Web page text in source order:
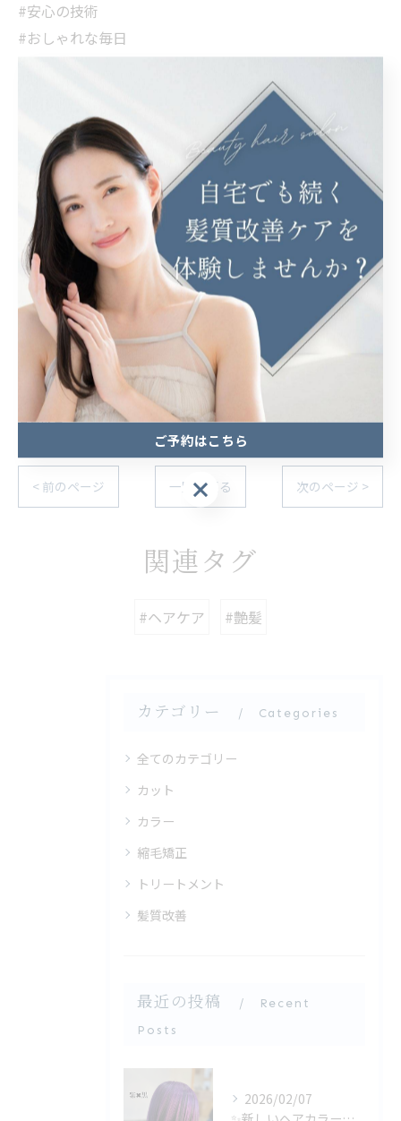
#安心の技術
#おしゃれな毎日
#髪の悩み解決
#魅力的な髪
#サラサラストレート
#髪質改善トリートメント
#スタイル維持
#朝が楽
#プロの手
#美髪
埼玉で髪質改善へと導くケア
髪質改善
< 前のページ 一覧に戻る 次のページ >
関連タグ
#ヘアケア #艶髪
カテゴリー Categories
全てのカテゴリー
カット
カラー
縮毛矯正
トリートメント
髪質改善
最近の投稿
Recent
Posts
2026/02/07
ご予約はこちら
ご予約はこちら